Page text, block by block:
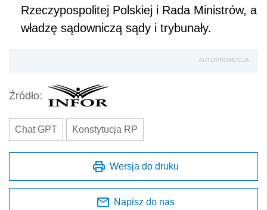
Rzeczypospolitej Polskiej i Rada Ministrów, a
władzę sądowniczą sądy i trybunały.
AUTOPROMOCJA
Źródło:
Chat GPT Konstytucja RP
Wersja do druku
Napisz do nas